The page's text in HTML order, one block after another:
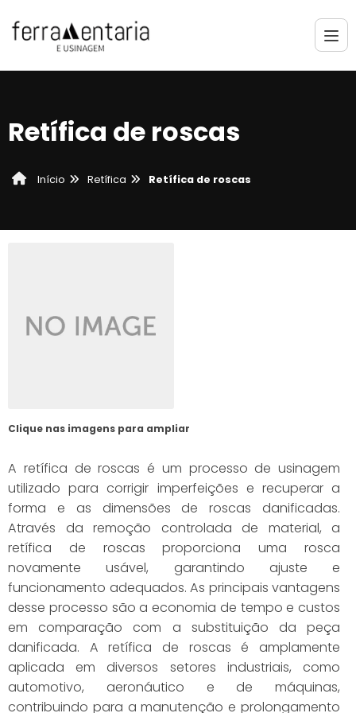
Retífica de roscas
Início Retífica Retífica de roscas
Clique nas imagens para ampliar
A retífica de roscas é um processo de usinagem
utilizado para corrigir imperfeições e recuperar a
forma e as dimensões de roscas danificadas.
Através da remoção controlada de material, a
retífica de roscas proporciona uma rosca
novamente usável, garantindo ajuste e
funcionamento adequados. As principais vantagens
desse processo são a economia de tempo e custos
em comparação com a substituição da peça
danificada. A retífica de roscas é amplamente
aplicada em diversos setores industriais, como
automotivo, aeronáutico e de máquinas,
contribuindo para a manutenção e prolongamento